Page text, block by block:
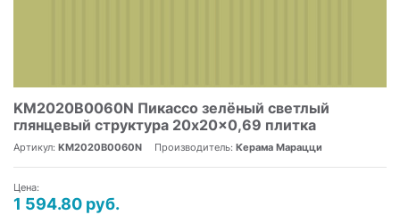
KM2020B0060N Пикассо зелёный светлый
глянцевый структура 20x20x0,69 плитка
Артикул: KM2020B0060N Производитель: Керама Марацци
Цена:
1 594.80 руб.